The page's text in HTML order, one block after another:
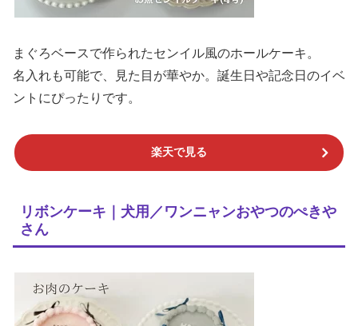
まぐろベースで作られたセンイル風のホールケーキ。
名入れも可能で、見た目が華やか。誕生日や記念日のイベ
ントにぴったりです。
楽天で見る
リボンケーキ｜犬用／ワンニャンおやつのぺきや
さん